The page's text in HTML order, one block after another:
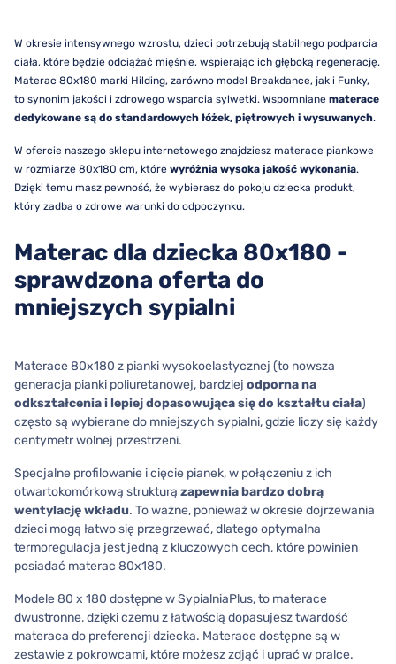
W okresie intensywnego wzrostu, dzieci potrzebują stabilnego podparcia
ciała, które będzie odciążać mięśnie, wspierając ich głęboką regenerację.
Materac 80x180 marki Hilding, zarówno model Breakdance, jak i Funky,
to synonim jakości i zdrowego wsparcia sylwetki. Wspomniane materace
dedykowane są do standardowych łóżek, piętrowych i wysuwanych.
W ofercie naszego sklepu internetowego znajdziesz materace piankowe
w rozmiarze 80x180 cm, które wyróżnia wysoka jakość wykonania.
Dzięki temu masz pewność, że wybierasz do pokoju dziecka produkt,
który zadba o zdrowe warunki do odpoczynku.
Materac dla dziecka 80x180 -
sprawdzona oferta do
mniejszych sypialni
Materace 80x180 z pianki wysokoelastycznej (to nowsza
generacja pianki poliuretanowej, bardziej odporna na
odkształcenia i lepiej dopasowująca się do kształtu ciała)
często są wybierane do mniejszych sypialni, gdzie liczy się każdy
centymetr wolnej przestrzeni.
Specjalne profilowanie i cięcie pianek, w połączeniu z ich
otwartokomórkową strukturą zapewnia bardzo dobrą
wentylację wkładu. To ważne, ponieważ w okresie dojrzewania
dzieci mogą łatwo się przegrzewać, dlatego optymalna
termoregulacja jest jedną z kluczowych cech, które powinien
posiadać materac 80x180.
Modele 80 x 180 dostępne w SypialniaPlus, to materace
dwustronne, dzięki czemu z łatwością dopasujesz twardość
materaca do preferencji dziecka. Materace dostępne są w
zestawie z pokrowcami, które możesz zdjąć i uprać w pralce.